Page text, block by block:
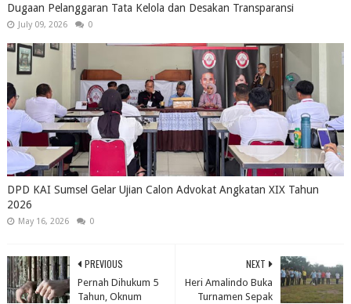
Dugaan Pelanggaran Tata Kelola dan Desakan Transparansi
July 09, 2026 0
DPD KAI Sumsel Gelar Ujian Calon Advokat Angkatan XIX Tahun
2026
May 16, 2026 0
NEXT
Heri Amalindo Buka
Turnamen Sepak
PREVIOUS
Pernah Dihukum 5
Tahun, Oknum